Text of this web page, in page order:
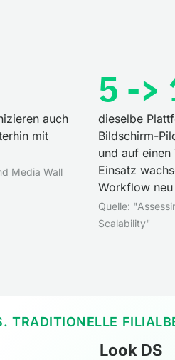
auch
mit
Media Wall
5 ->
dieselbe
Bildschirm-
und auf einen
Einsatz
Workflow
Quelle:
Scalability"
TRADITIONELLE
Look DS